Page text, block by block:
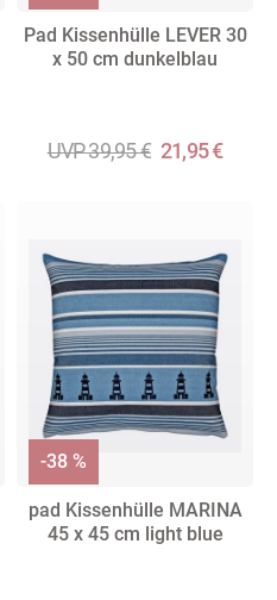
Pad Kissenhülle LEVER 30
x 50 cm dunkelblau
UVP 39,95 € 21,95 €
pad Kissenhülle MARINA
45 x 45 cm light blue
-38 %